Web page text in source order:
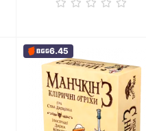
6.45